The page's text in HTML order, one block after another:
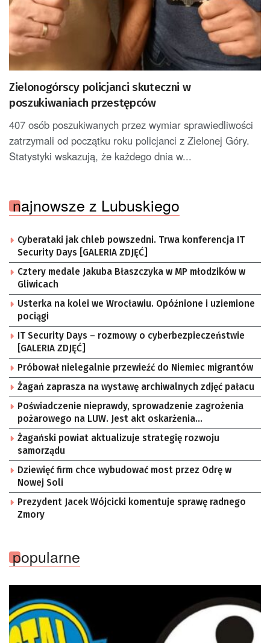
Zielonogórscy policjanci skuteczni w
poszukiwaniach przestępców
407 osób poszukiwanych przez wymiar sprawiedliwości
zatrzymali od początku roku policjanci z Zielonej Góry.
Statystyki wskazują, że każdego dnia w...
najnowsze z Lubuskiego
Cyberataki jak chleb powszedni. Trwa konferencja IT
Security Days [GALERIA ZDJĘĆ]
Cztery medale Jakuba Błaszczyka w MP młodzików w
Gliwicach
Usterka na kolei we Wrocławiu. Opóźnione i uziemione
pociągi
IT Security Days – rozmowy o cyberbezpieczeństwie
[GALERIA ZDJĘĆ]
Próbował nielegalnie przewieźć do Niemiec migrantów
Żagań zaprasza na wystawę archiwalnych zdjęć pałacu
Poświadczenie nieprawdy, sprowadzenie zagrożenia
pożarowego na LUW. Jest akt oskarżenia
[AKTUALIZACJA]
Żagański powiat aktualizuje strategię rozwoju
samorządu
Dziewięć firm chce wybudować most przez Odrę w
Nowej Soli
Prezydent Jacek Wójcicki komentuje sprawę radnego
Zmory
popularne